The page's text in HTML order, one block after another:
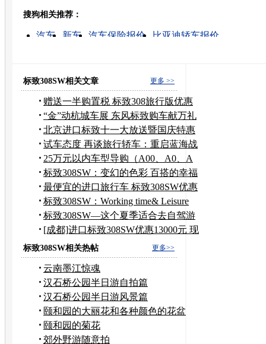
搜狗相关推荐：
汽车 新车 汽车保险报价
比亚迪轿车报价
更多 >>
标致308SW相关文章
赠送一半购置税 标致308旅行版优惠
一万
“金”动杭城车展 东风标致购车献万礼
北京进口标致十一大放送暨国庆特惠
行动
试车态度 再谈旅行轿车：重启蓝海战
略
25万元以内车型导购（A00、A0、A
级车篇）
标致308SW：变幻的色彩 百搭的幸福
最便宜的进口旅行车 标致308SW优惠
6000
标致308SW：Working time& Leisure
time
标致308SW—这个夏季适合去自驾游
的好车
[成都]进口标致308SW优惠13000元 现
车足
更多>>
标致308SW相关热帖
云南墨江惊魂
汉石桥公园半日游自拍篇
汉石桥公园半日游风景篇
颐和园的大丽花和各种颜色的花盆
颐和园的菊花
郊外野游随意拍